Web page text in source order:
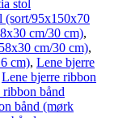
stol
(sort/95x150x70
cm/30 cm),
cm/30 cm),
cm), Lene bjerre
Lene bjerre ribbon
bånd
bånd (mørk